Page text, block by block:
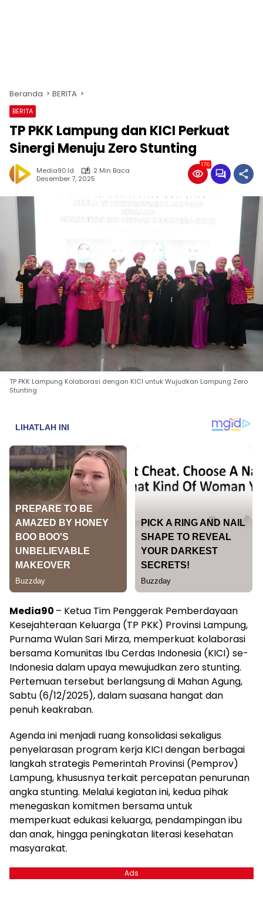
Beranda BERITA
BERITA
TP PKK Lampung dan KICI Perkuat
Sinergi Menuju Zero Stunting
Media90.id
2 Min Baca
Desember 7, 2025
176
TP PKK Lampung Kolaborasi dengan KICI untuk Wujudkan Lampung Zero
Stunting
Media90 – Ketua Tim Penggerak Pemberdayaan
Kesejahteraan Keluarga (TP PKK) Provinsi Lampung,
Purnama Wulan Sari Mirza, memperkuat kolaborasi
bersama Komunitas Ibu Cerdas Indonesia (KICI) se-
Indonesia dalam upaya mewujudkan zero stunting.
Pertemuan tersebut berlangsung di Mahan Agung,
Sabtu (6/12/2025), dalam suasana hangat dan
penuh keakraban.
Agenda ini menjadi ruang konsolidasi sekaligus
penyelarasan program kerja KICI dengan berbagai
langkah strategis Pemerintah Provinsi (Pemprov)
Lampung, khususnya terkait percepatan penurunan
angka stunting. Melalui kegiatan ini, kedua pihak
menegaskan komitmen bersama untuk
memperkuat edukasi keluarga, pendampingan ibu
dan anak, hingga peningkatan literasi kesehatan
masyarakat.
Ads